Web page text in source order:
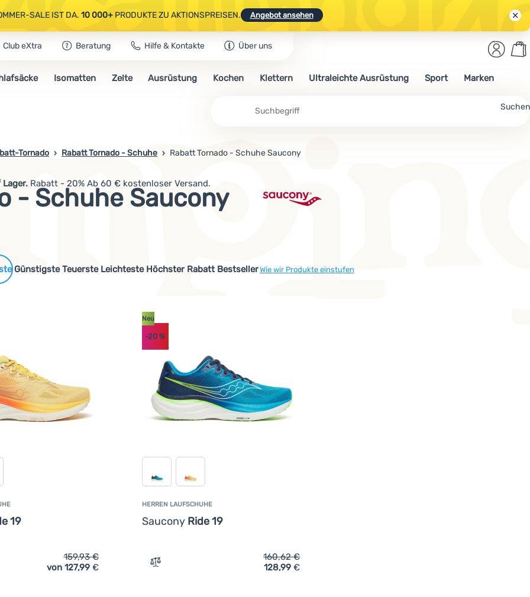
SALE IST DA. 10 000+PRODUKTE ZU AKTIONSPREISEN. Angebot ansehen
CAMPING- & WANDERAUSRÜSTUNG.CODE OUT10 NUTZEN.
SALE IST DA.10 000+PRODUKTE ZU AKTIONSPREISEN. Angebot ansehen
Club eXtra Beratung Hilfe & Kontakte Über uns
Suchen
Anmelden
Isomatten Zelte Ausrüstung Kochen Klettern Ultraleichte Ausrüstung Sport Marken
Tornado Rabatt Tornado - Schuhe Rabatt Tornado - Schuhe Saucony
- Schuhe Saucony
Rabatt - 20% Ab 60 € kostenloser Versand.
Günstigste Teuerste Leichteste Höchster Rabatt BestsellerWie wir Produkte einstufen
Produkte
19
'Herren Laufschuhe Saucony Ride 19' hinzufügen
159,93€
von 127,99 €
HERREN LAUFSCHUHE
Saucony Ride 19
Neu
-20 %
Zum Vergleich 'Herren Laufschuhe Saucony Ride 19' hinzufügen
160,62€
128,99€